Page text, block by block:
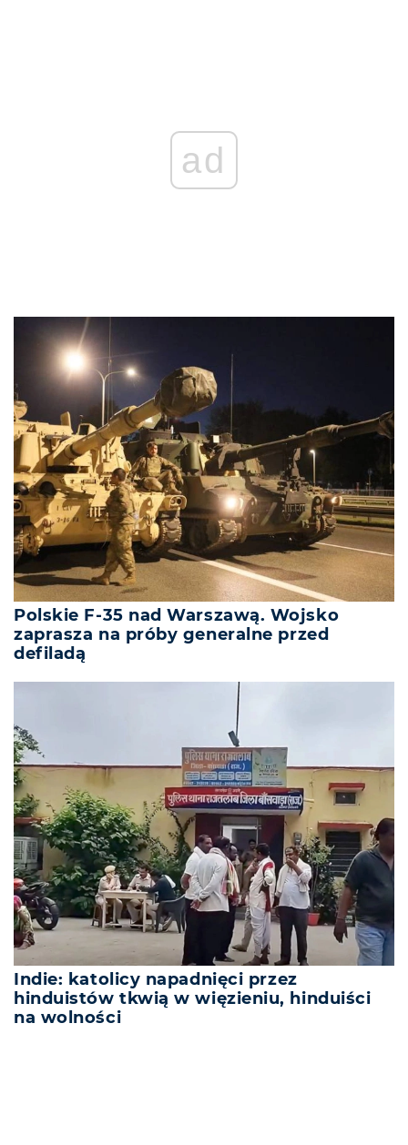
ad
Polskie F-35 nad Warszawą. Wojsko
zaprasza na próby generalne przed
defiladą
Indie: katolicy napadnięci przez
hinduistów tkwią w więzieniu, hinduiści
na wolności